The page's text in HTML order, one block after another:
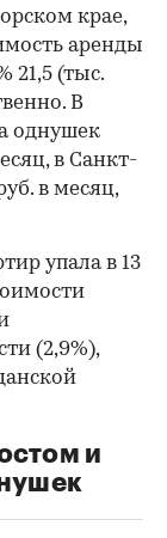
крае,
аренды
21,5 (тыс.
В
однушек
в Санкт-
в месяц,
упала в 13
(2,9%),
и